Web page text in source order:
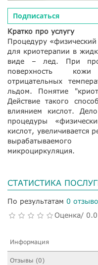
Подписаться
Кратко про услугу
Процедуру
для криотерапии в
виде – лед. При
поверхность
отрицательных
льдом. Понятие
Действие такого
влиянием кислот.
процедуры
кислот, увеличивается
вырабатываемого
микроциркуляция.
СТАТИСТИКА
По результатам 0
Оценка/
Информация
Отзывы (0)